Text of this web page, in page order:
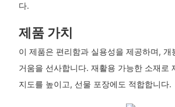
다.
제품 가치
이 제품은 편리함과 실용성을 제공하며, 개
거움을 선사합니다. 재활용 가능한 소재로
지도를 높이고, 선물 포장에도 적합합니다.